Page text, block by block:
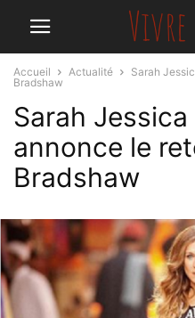
Accueil Actualité
Sarah
Bradshaw
Sarah Jessica
annonce le
Bradshaw